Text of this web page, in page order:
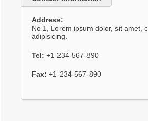
Address:
No 1, Lorem ipsum dolor, sit amet,
adipisicing.
Tel: +1-234-567-890
Fax: +1-234-567-890